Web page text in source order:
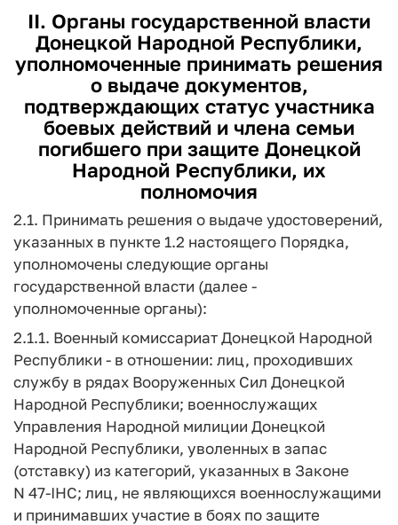
II. Органы государственной власти
Донецкой Народной Республики,
уполномоченные принимать решения
о выдаче документов,
подтверждающих статус участника
боевых действий и члена семьи
погибшего при защите Донецкой
Народной Республики, их
полномочия
2.1. Принимать решения о выдаче удостоверений,
указанных в пункте 1.2 настоящего Порядка,
уполномочены следующие органы
государственной власти (далее -
уполномоченные органы):
2.1.1. Военный комиссариат Донецкой Народной
Республики - в отношении: лиц, проходивших
службу в рядах Вооруженных Сил Донецкой
Народной Республики; военнослужащих
Управления Народной милиции Донецкой
Народной Республики, уволенных в запас
(отставку) из категорий, указанных в Законе
N 47-IHC; лиц, не являющихся военнослужащими
и принимавших участие в боях по защите